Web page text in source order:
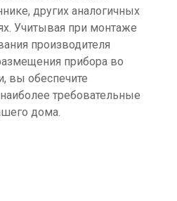
других аналогичных
Учитывая при монтаже
производителя
прибора во
вы обеспечите
требовательные
дома.